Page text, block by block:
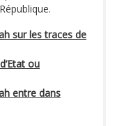
sur les traces de
ou
entre dans